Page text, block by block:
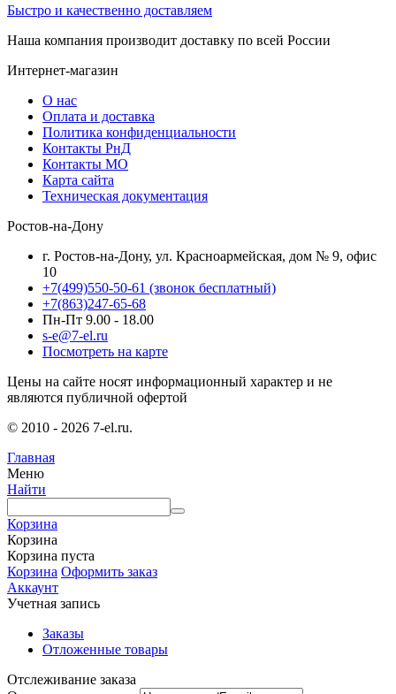
Быстро и качественно доставляем
Наша компания производит доставку по всей России
Интернет-магазин
О нас
Оплата и доставка
Политика конфиденциальности
Контакты РнД
Контакты МО
Карта сайта
Техническая документация
Ростов-на-Дону
г. Ростов-на-Дону, ул. Красноармейская, дом № 9, офис
10
+7(499)550-50-61 (звонок бесплатный)
+7(863)247-65-68
Пн-Пт 9.00 - 18.00
s-e@7-el.ru
Посмотреть на карте
Цены на сайте носят информационный характер и не
являются публичной офертой
© 2010 - 2026 7-el.ru.
Главная
Меню
Найти
Корзина
Корзина
Корзина пуста
Корзина Оформить заказ
Аккаунт
Учетная запись
Заказы
Отложенные товары
Отслеживание заказа